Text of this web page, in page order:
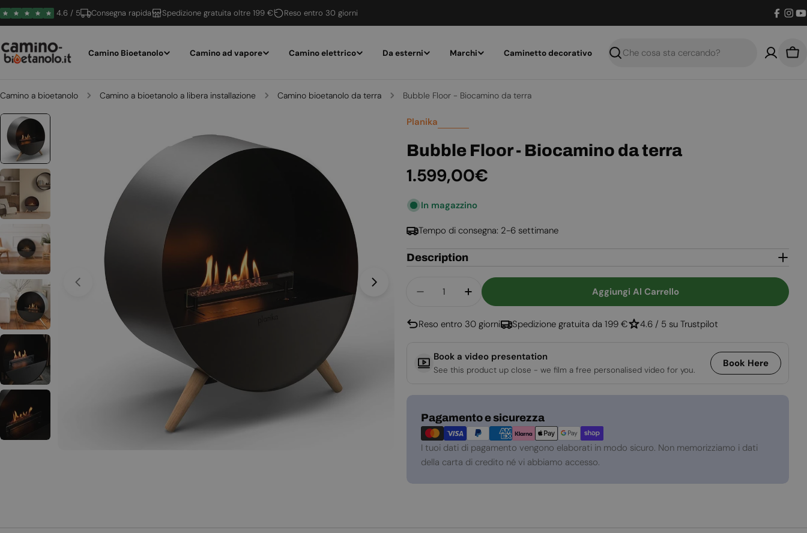
Vai
al
4.6 / 5 Consegna rapida Spedizione gratuita oltre 199 € Reso entro 30 giorni
Camino Bioetanolo Camino ad vapore Camino elettrico Da esterni Marchi Caminetto decorativo
Ricerca
Camino a bioetanolo Camino a bioetanolo a libera installazione Camino bioetanolo da terra Bubble Floor - Biocamino da terra
Apri supporto 0 in modalità modale Apri supporto 1 in modalità modale
Planika
Bubble Floor - Biocamino da terra
Prezzo
normale
1.599,00€
In magazzino
Tempo di consegna: 2-6 settimane
Description
Diminuisci La Quantità Per Bubble Floor - Biocamino Da Terra
Aumenta La Quantità Per Bubble Floor - Biocamino Da Terra
Aggiungi Al Carrello
Reso entro 30 giorni Spedizione gratuita da 199 € 4.6 / 5 su Trustpilot
Book a video presentation
See this product up close - we film a free personalised video for you.
Book Here
Pagamento e sicurezza
Metodi
di
pagamento
I tuoi dati di pagamento vengono elaborati in modo sicuro. Non memorizziamo i dati
della carta di credito né vi abbiamo accesso.